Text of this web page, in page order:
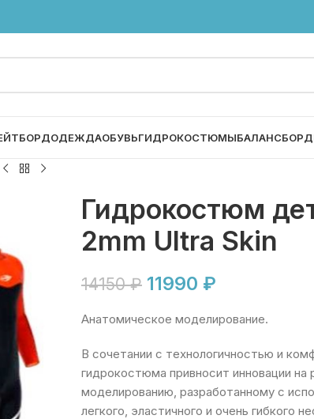
ОДЕЖДАОБУВЬГИДРОКОСТЮМЫ
Гидрокостюм
2mm Ultra Skin
14150₽ 11990 ₽
Анатомическое моделирование.
В сочетании с технологичностью и
гидрокостюма привносит инновации
моделированию, разработанному с
легкого, эластичного и очень гибкого